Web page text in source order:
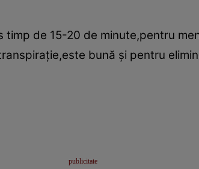
de 15-20 de minute,pentru
bună şi pentru